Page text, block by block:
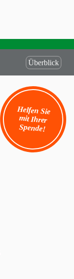
Helfen Sie
mit Ihrer
Spende!
Überblick